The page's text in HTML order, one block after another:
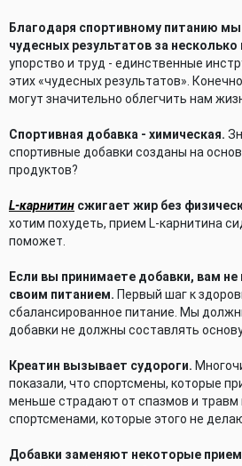
Благодаря спортивному питанию
чудесных результатов за несколько
упорство и труд - единственные
этих «чудесных результатов».
могут значительно облегчить нам
Спортивная добавка - химическая.
спортивные добавки созданы на
продуктов?
L-карнитин сжигает жир без
хотим похудеть, прием L-карнитина
поможет.
Если вы принимаете добавки, вам
своим питанием. Первый шаг к
сбалансированное питание. Мы
добавки не должны составлять
Креатин вызывает судороги.
показали, что спортсмены, которые
меньше страдают от спазмов и травм
спортсменами, которые этого не
Добавки заменяют некоторые